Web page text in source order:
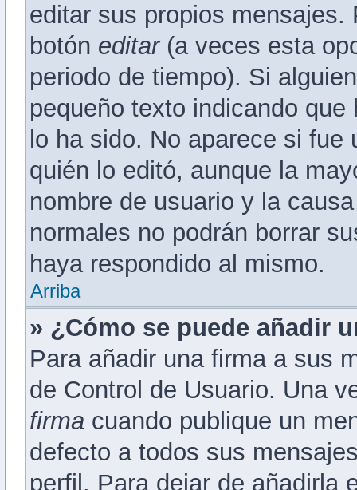
editar sus propios
botón editar(a veces esta
periodo de tiempo). Si
pequeño texto indicando
lo ha sido. No aparece si
quién lo editó, aunque la
nombre de usuario y la
normales no podrán borrar
haya respondido al mismo.
Arriba
» ¿Cómo se puede añadir
Para añadir una firma a sus
de Control de Usuario. Una
firma cuando publique un
defecto a todos sus
perfil. Para dejar de añadirla